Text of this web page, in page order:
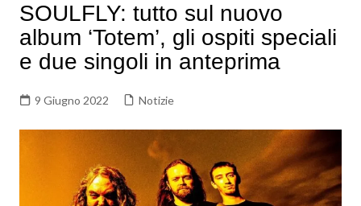
SOULFLY: tutto sul nuovo
album ‘Totem’, gli ospiti speciali
e due singoli in anteprima
9 Giugno 2022 Notizie